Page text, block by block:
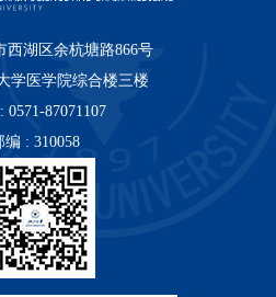
西湖区余杭塘路866号
学医学院综合楼三楼
0571-87071107
编 : 310058